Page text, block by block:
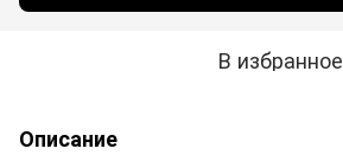
В избранное
Описание